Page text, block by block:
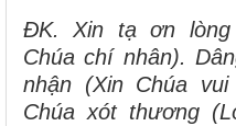
ĐK. Xin tạ ơn lòng
Chúa chí nhân).
nhận (Xin Chúa
Chúa xót thương